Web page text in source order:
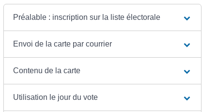
Préalable : inscription sur la liste électorale
Envoi de la carte par courrier
Contenu de la carte
Utilisation le jour du vote